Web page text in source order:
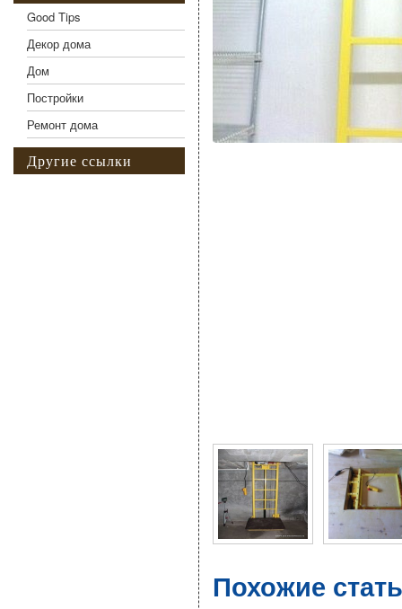
Похожие
Good Tips
Декор дома
Дом
Постройки
Ремонт дома
Другие ссылки